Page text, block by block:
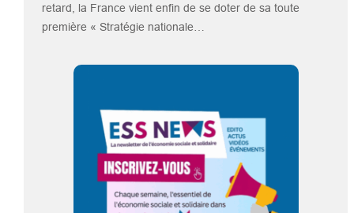
retard, la France vient enfin de se doter de sa toute
première « Stratégie nationale…